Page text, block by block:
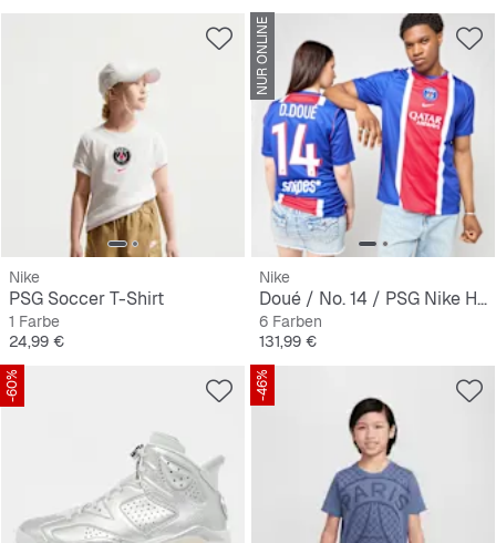
Nike
PSG Soccer T-Shirt
1 Farbe
Preis
24,99 €
NUR ONLINE
Nike
Doué / No. 14 / PSG Nike Home Stadium 2026/27
6 Farben
Preis
131,99 €
-60% -46%